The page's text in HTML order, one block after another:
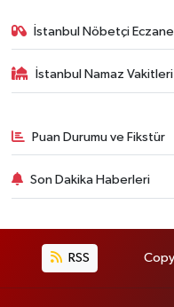
İstanbul Nöbetçi
İstanbul Namaz Vakitleri
Puan Durumu ve Fikstür
Son Dakika Haberleri
RSS